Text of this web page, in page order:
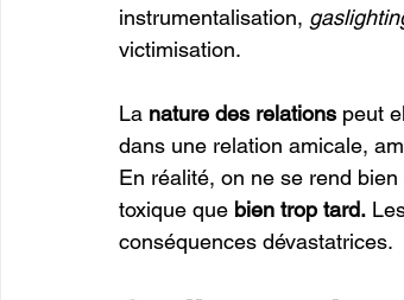
instrumentalisation,
victimisation.
La nature des relations peut
dans une relation amicale,
En réalité, on ne se rend
toxique que bien trop tard.
conséquences dévastatrices.